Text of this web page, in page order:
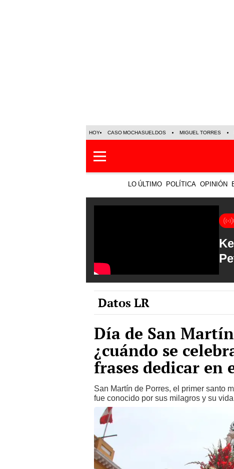
HOY CASO MOCHASUELDOS MIGUEL TORRES
LO ÚLTIMO POLÍTICA OPINIÓN
Datos LR
Día de San
¿cuándo se
frases dedicar en
San Martín de Porres, el primer santo
fue conocido por sus milagros y su